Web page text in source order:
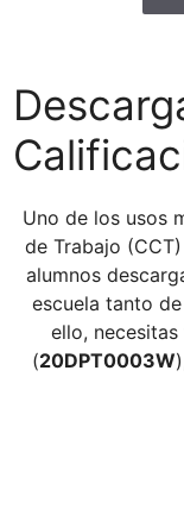
Uno de los usos
de Trabajo (CCT)
alumnos
escuela tanto
ello,
(20DPT0003W